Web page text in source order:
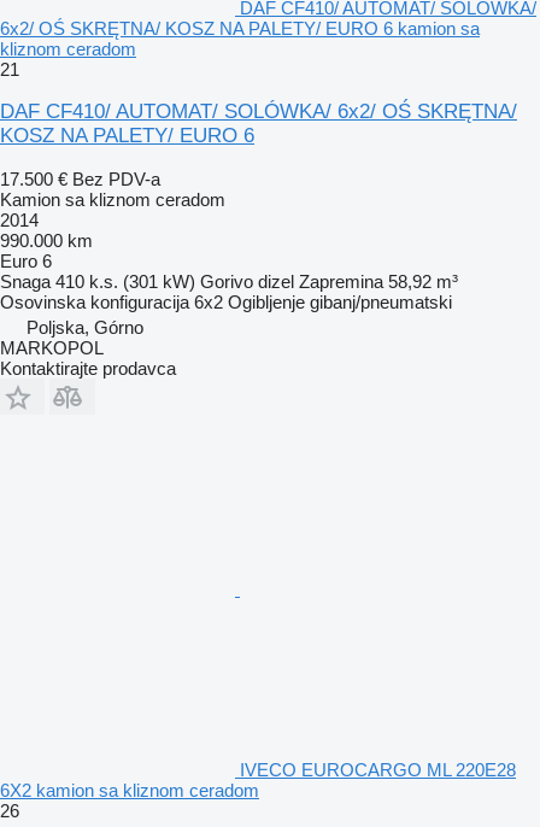
DAF CF410/ AUTOMAT/ SOLÓWKA/
6x2/ OŚ SKRĘTNA/ KOSZ NA PALETY/ EURO 6 kamion sa
kliznom ceradom
21
DAF CF410/ AUTOMAT/ SOLÓWKA/ 6x2/ OŚ SKRĘTNA/
KOSZ NA PALETY/ EURO 6
17.500 € Bez PDV-a
Kamion sa kliznom ceradom
2014
990.000 km
Euro 6
Snaga 410 k.s. (301 kW) Gorivo dizel Zapremina 58,92 m³
Osovinska konfiguracija 6x2 Ogibljenje gibanj/pneumatski
Poljska, Górno
MARKOPOL
Kontaktirajte prodavca
IVECO EUROCARGO ML 220E28
6X2 kamion sa kliznom ceradom
26